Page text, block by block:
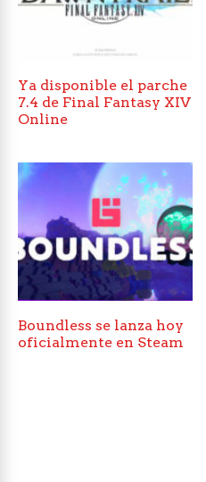
Ya disponible el parche
7.4 de Final Fantasy XIV
Online
Boundless se lanza hoy
oficialmente en Steam